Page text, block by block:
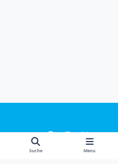
f
c
i
x
y
o
u
Datenschutzerklärung
Kontakt
Suche Menu